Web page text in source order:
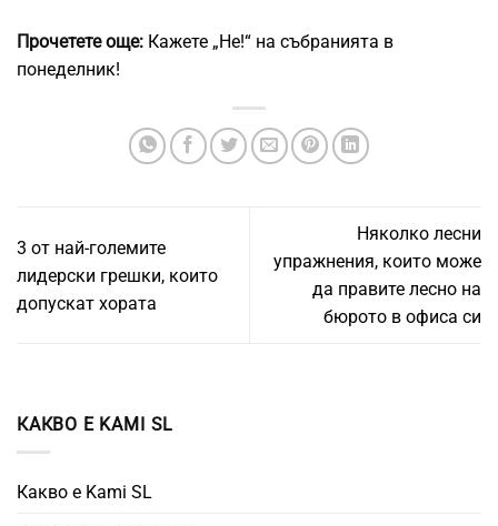
Прочетете още: Кажете „Не!“ на събранията в
понеделник!
3 от най-големите
лидерски грешки, които
допускат хората
Няколко лесни
упражнения, които може
да правите лесно на
бюрото в офиса си
КАКВО Е KAMI SL
Какво е Kami SL